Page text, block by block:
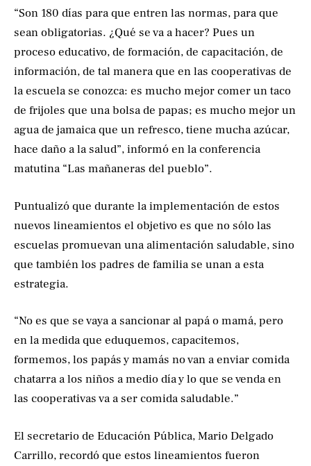
“Son 180 días para que entren las normas, para que
sean obligatorias. ¿Qué se va a hacer? Pues un
proceso educativo, de formación, de capacitación, de
información, de tal manera que en las cooperativas de
la escuela se conozca: es mucho mejor comer un taco
de frijoles que una bolsa de papas; es mucho mejor un
agua de jamaica que un refresco, tiene mucha azúcar,
hace daño a la salud”, informó en la conferencia
matutina “Las mañaneras del pueblo”.
Puntualizó que durante la implementación de estos
nuevos lineamientos el objetivo es que no sólo las
escuelas promuevan una alimentación saludable, sino
que también los padres de familia se unan a esta
estrategia.
“No es que se vaya a sancionar al papá o mamá, pero
en la medida que eduquemos, capacitemos,
formemos, los papás y mamás no van a enviar comida
chatarra a los niños a medio día y lo que se venda en
las cooperativas va a ser comida saludable.”
El secretario de Educación Pública, Mario Delgado
Carrillo, recordó que estos lineamientos fueron